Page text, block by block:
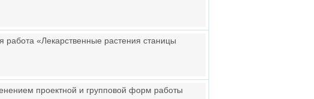
работа «Лекарственные растения станицы
проектной и групповой форм работы